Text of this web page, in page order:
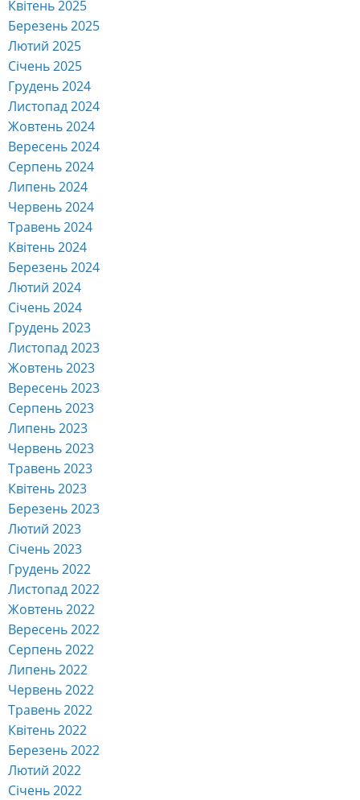
Квітень 2025
Березень 2025
Лютий 2025
Січень 2025
Грудень 2024
Листопад 2024
Жовтень 2024
Вересень 2024
Серпень 2024
Липень 2024
Червень 2024
Травень 2024
Квітень 2024
Березень 2024
Лютий 2024
Січень 2024
Грудень 2023
Листопад 2023
Жовтень 2023
Вересень 2023
Серпень 2023
Липень 2023
Червень 2023
Травень 2023
Квітень 2023
Березень 2023
Лютий 2023
Січень 2023
Грудень 2022
Листопад 2022
Жовтень 2022
Вересень 2022
Серпень 2022
Липень 2022
Червень 2022
Травень 2022
Квітень 2022
Березень 2022
Лютий 2022
Січень 2022